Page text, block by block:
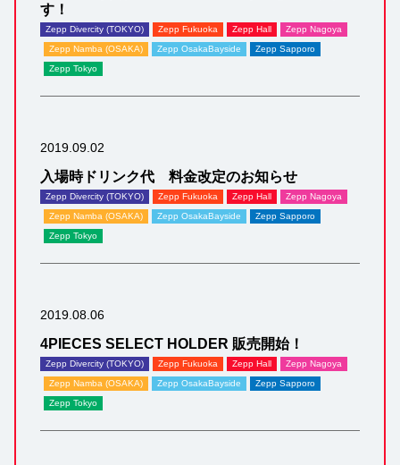
Zepp Divercity (TOKYO) Zepp Fukuoka Zepp Hall
Zepp Nagoya
Zepp Namba (OSAKA)
Zepp OsakaBayside
Zepp Sapporo
Zepp Tokyo
す！
2019.09.02
Zepp Divercity (TOKYO) Zepp Fukuoka Zepp Hall
Zepp Nagoya
Zepp Namba (OSAKA)
Zepp OsakaBayside
Zepp Sapporo
Zepp Tokyo
入場時ドリンク代 料金改定のお知らせ
2019.08.06
Zepp Divercity (TOKYO) Zepp Fukuoka Zepp Hall
Zepp Nagoya
Zepp Namba (OSAKA)
Zepp OsakaBayside
Zepp Sapporo
Zepp Tokyo
4PIECES SELECT HOLDER 販売開始！